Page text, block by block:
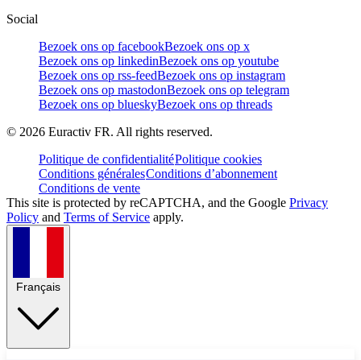
Social
Bezoek ons op facebookBezoek ons op x
Bezoek ons op linkedinBezoek ons op youtube
Bezoek ons op rss-feedBezoek ons op instagram
Bezoek ons op mastodonBezoek ons op telegram
Bezoek ons op blueskyBezoek ons op threads
© 2026 Euractiv FR. All rights reserved.
Politique de confidentialitéPolitique cookies
Conditions généralesConditions d’abonnement
Conditions de vente
This site is protected by reCAPTCHA, and the Google Privacy
Policy and Terms of Service apply.
Français